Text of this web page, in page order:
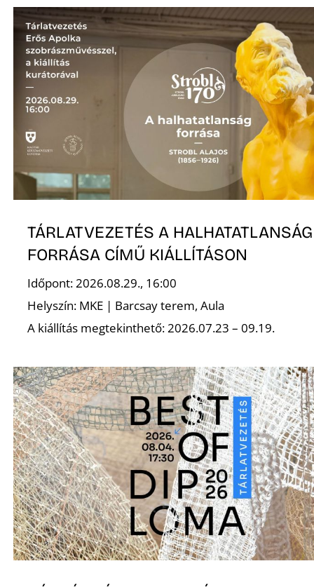
TÁRLATVEZETÉS A HALHATATLANSÁG
FORRÁSA CÍMŰ KIÁLLÍTÁSON
Időpont: 2026.08.29., 16:00
Helyszín: MKE | Barcsay terem, Aula
A kiállítás megtekinthető: 2026.07.23 – 09.19.